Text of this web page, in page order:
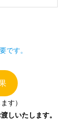
です。
す）
しいたします。